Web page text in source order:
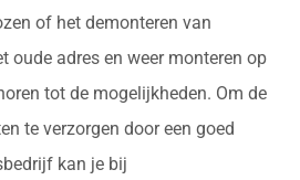
of het demonteren van
oude adres en weer monteren op
tot de mogelijkheden. Om de
te verzorgen door een goed
kan je bij